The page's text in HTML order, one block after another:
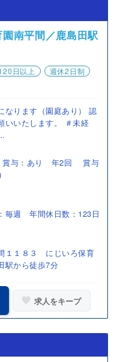
園南平間／鹿島田駅
日以上
週休2日制
なります（園庭あり） 認
いいたします。 ＃未経
賞与：あり 年2回 賞与
毎週 年間休日数：123日
１１８３ にじいろ保育
駅から徒歩7分
求人をキープ